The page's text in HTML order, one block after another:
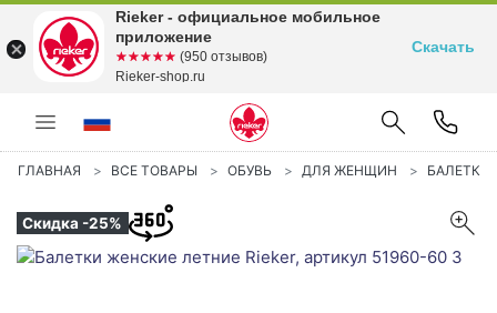
ГЛАВНАЯ ВСЕ ТОВАРЫ ОБУВЬ ДЛЯ ЖЕНЩИН БАЛЕТКИ
Скидка -25%
Rieker - официальное мобильное
приложение
☆☆☆☆☆
★★★★★ (950 отзывов)
Rieker-shop.ru
Скачать